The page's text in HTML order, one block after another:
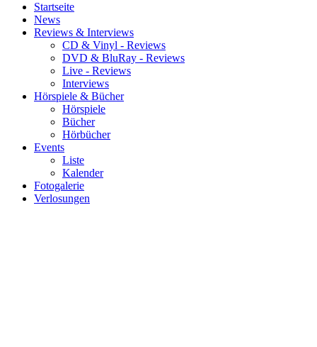
Startseite
News
Reviews & Interviews
CD & Vinyl - Reviews
DVD & BluRay - Reviews
Live - Reviews
Interviews
Hörspiele & Bücher
Hörspiele
Bücher
Hörbücher
Events
Liste
Kalender
Fotogalerie
Verlosungen